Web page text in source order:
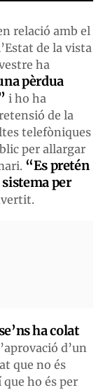
relació amb el
de la vista
ha
pèrdua
i ho ha
de la
telefòniques
per allargar
“Es pretén
per
ha colat
d’un
que no és
ho és per